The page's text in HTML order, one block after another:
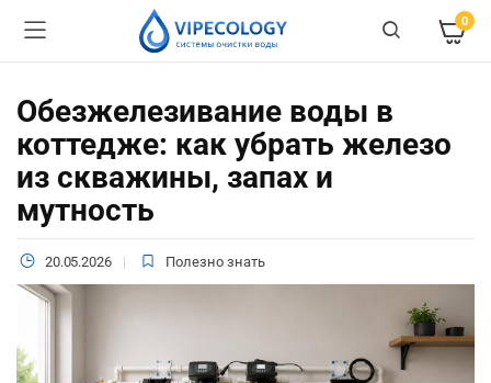
0
Обезжелезивание воды в
коттедже: как убрать железо
из скважины, запах и
мутность
20.05.2026 Полезно знать